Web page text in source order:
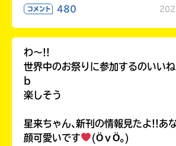
コメント 480
わ〜!!
世界中のお祭りに参加するのい
b
楽しそう
星来ちゃん､新刊の情報見たよ!!あ
顔可愛いです
(ӦｖӦ｡)